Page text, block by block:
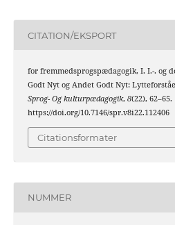
CITATION/EKSPORT
for fremmedsprogspædagogik, I. I.-. og
Godt Nyt og Andet Godt Nyt:
Sprog- Og kulturpædagogik, 8(22), 62–65.
https://doi.org/10.7146/spr.v8i22.112406
Citationsformater
NUMMER